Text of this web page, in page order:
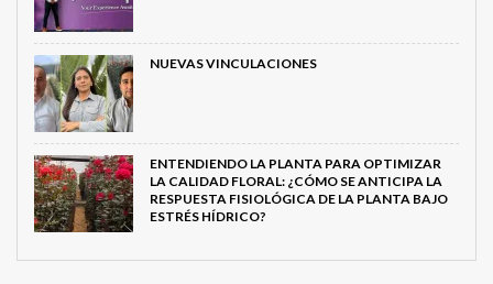
NUEVAS VINCULACIONES
ENTENDIENDO LA PLANTA PARA OPTIMIZAR
LA CALIDAD FLORAL: ¿CÓMO SE ANTICIPA LA
RESPUESTA FISIOLÓGICA DE LA PLANTA BAJO
ESTRÉS HÍDRICO?